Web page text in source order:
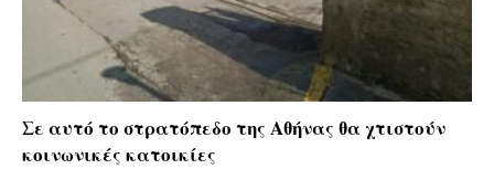
Σε αυτό το στρατόπεδο της Αθήνας θα χτιστούν
κοινωνικές κατοικίες